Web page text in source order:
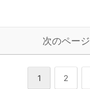
次のページ
1 2